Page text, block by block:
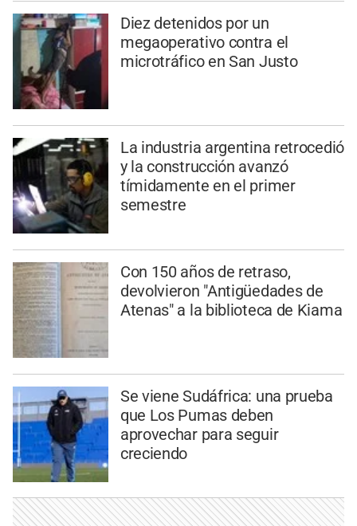
Diez detenidos por un
megaoperativo contra el
microtráfico en San Justo
La industria argentina retrocedió
y la construcción avanzó
tímidamente en el primer
semestre
Con 150 años de retraso,
devolvieron "Antigüedades de
Atenas" a la biblioteca de Kiama
Se viene Sudáfrica: una prueba
que Los Pumas deben
aprovechar para seguir
creciendo